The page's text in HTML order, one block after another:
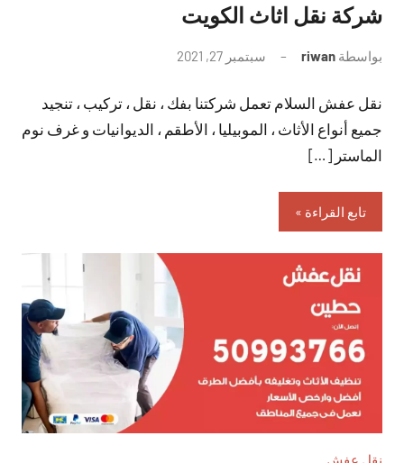
شركة نقل اثاث الكويت
بواسطة riwan سبتمبر 27, 2021
تعليقات
نقل عفش السلام تعمل شركتنا بفك ، نقل ، تركيب ، تنجيد
جميع أنواع الأثاث ، الموبيليا ، الأطقم ، الديوانيات و غرف نوم
الماستر […]
تابع القراءة
نقل عفش